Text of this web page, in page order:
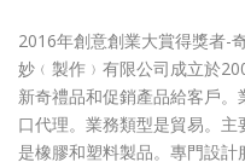
2016年創意創業大賞得獎
妙﹙製作﹚有限公司成立於
新奇禮品和促銷產品給客戶
口代理。業務類型是貿易。
是橡膠和塑料製品。專門設